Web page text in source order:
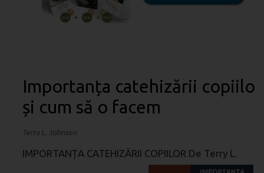
Importanța catehizării copiilor
și cum să o facem
Terry L. Johnson
IMPORTANȚA CATEHIZĂRII COPIILOR De Terry L.